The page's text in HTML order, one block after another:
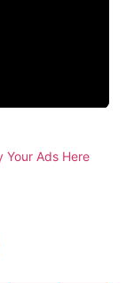
Your Ads Here